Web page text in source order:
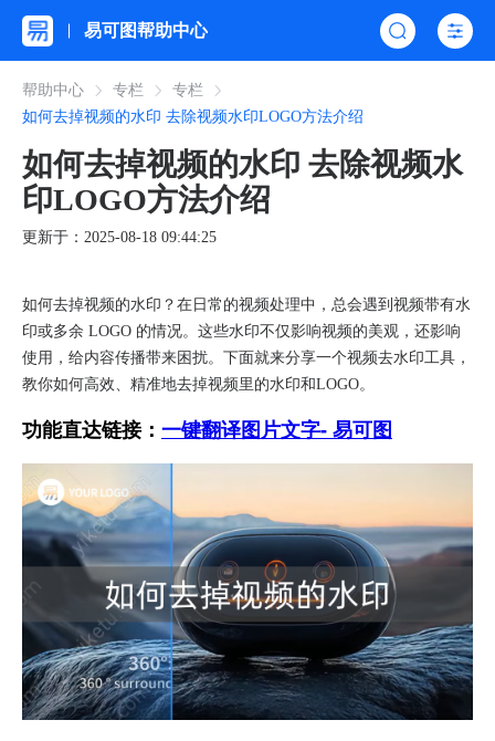
易可图帮助中心
帮助中心 专栏
专栏
如何去掉视频的水印 去除视频水印LOGO方法介绍
如何去掉视频的水印 去除视频水
印LOGO方法介绍
更新于：2025-08-18 09:44:25
如何去掉视频的水印？在日常的视频处理中，总会遇到视频带有水
印或多余 LOGO 的情况。这些水印不仅影响视频的美观，还影响
使用，给内容传播带来困扰。下面就来分享一个视频去水印工具，
教你如何高效、精准地去掉视频里的水印和LOGO。
功能直达链接： 一键翻译图片文字- 易可图